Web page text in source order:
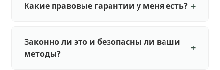
Какие правовые гарантии у меня есть?
Законно ли это и безопасны ли ваши
методы?